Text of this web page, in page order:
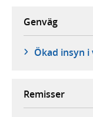
Genväg
Ökad insyn i
Remisser